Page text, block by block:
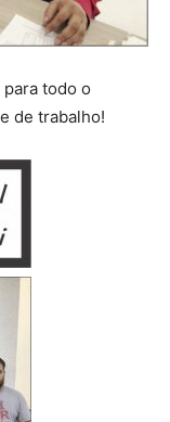
todo o
de trabalho!